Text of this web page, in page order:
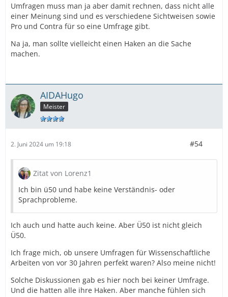
Umfragen muss man ja aber damit rechnen, dass nicht alle
einer Meinung sind und es verschiedene Sichtweisen sowie
Pro und Contra für so eine Umfrage gibt.
Na ja, man sollte vielleicht einen Haken an die Sache
machen.
AIDAHugo
Meister
2. Juni 2024 um 19:18 #54
Zitat von Lorenz1
Ich bin ü50 und habe keine Verständnis- oder
Sprachprobleme.
Ich auch und hatte auch keine. Aber Ü50 ist nicht gleich
Ü50.
Ich frage mich, ob unsere Umfragen für Wissenschaftliche
Arbeiten von vor 30 Jahren perfekt waren? Also meine nicht!
Solche Diskussionen gab es hier noch bei keiner Umfrage.
Und die hatten alle ihre Haken. Aber manche fühlen sich